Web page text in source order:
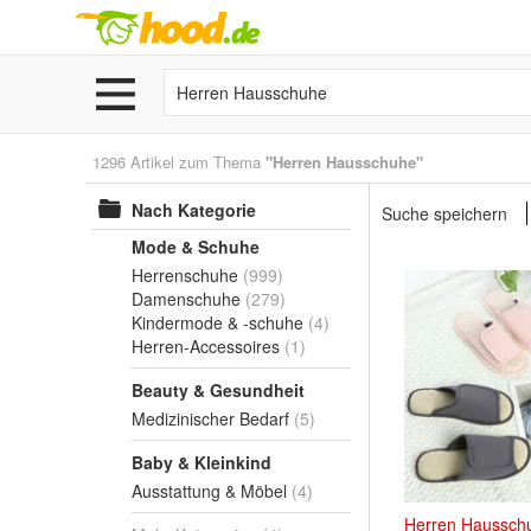
1296 Artikel zum Thema "Herren Hausschuhe"
Nach Kategorie
Mode & Schuhe
Herrenschuhe (999)
Damenschuhe (279)
Kindermode & -schuhe (4)
Herren-Accessoires (1)
Beauty & Gesundheit
Medizinischer Bedarf (5)
Baby & Kleinkind
Ausstattung & Möbel (4)
Suche speichern
Herren